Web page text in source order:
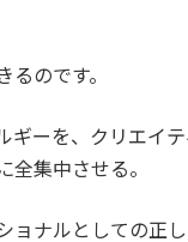
のです。
ギーを、クリエイ
全集中させる。
ョナルとしての正